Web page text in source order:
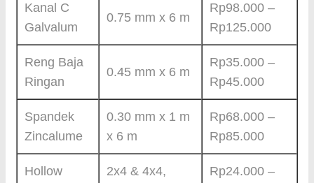
Kanal C
Galvalum
0.75 mm x 6 m
Rp98.000 –
Rp125.000
Reng Baja
Ringan
0.45 mm x 6 m
Rp35.000 –
Rp45.000
Spandek
Zincalume
0.30 mm x 1 m
x 6 m
Rp68.000 –
Rp85.000
Hollow
2x4 & 4x4,
Rp24.000 –